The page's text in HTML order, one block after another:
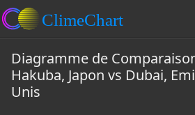
Diagramme de
Hakuba, Japon vs Dubai,
Unis